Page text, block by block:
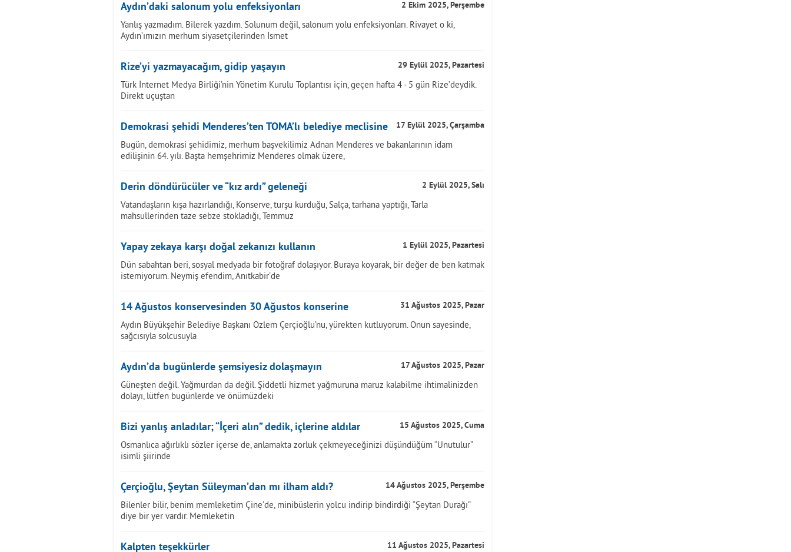
Aydın’daki salonum yolu enfeksiyonları 2 Ekim 2025, Perşembe
Yanlış yazmadım. Bilerek yazdım. Solunum değil, salonum yolu enfeksiyonları. Rivayet o ki,
Aydın’ımızın merhum siyasetçilerinden İsmet
Rize’yi yazmayacağım, gidip yaşayın 29 Eylül 2025, Pazartesi
Türk İnternet Medya Birliği’nin Yönetim Kurulu Toplantısı için, geçen hafta 4 - 5 gün Rize’deydik.
Direkt uçuştan
Demokrasi şehidi Menderes’ten TOMA’lı belediye meclisine 17 Eylül 2025, Çarşamba
Bugün, demokrasi şehidimiz, merhum başvekilimiz Adnan Menderes ve bakanlarının idam
edilişinin 64. yılı. Başta hemşehrimiz Menderes olmak üzere,
Derin döndürücüler ve “kız ardı” geleneği 2 Eylül 2025, Salı
Vatandaşların kışa hazırlandığı, Konserve, turşu kurduğu, Salça, tarhana yaptığı, Tarla
mahsullerinden taze sebze stokladığı, Temmuz
Yapay zekaya karşı doğal zekanızı kullanın 1 Eylül 2025, Pazartesi
Dün sabahtan beri, sosyal medyada bir fotoğraf dolaşıyor. Buraya koyarak, bir değer de ben katmak
istemiyorum. Neymiş efendim, Anıtkabir’de
14 Ağustos konservesinden 30 Ağustos konserine 31 Ağustos 2025, Pazar
Aydın Büyükşehir Belediye Başkanı Özlem Çerçioğlu’nu, yürekten kutluyorum. Onun sayesinde,
sağcısıyla solcusuyla
Aydın’da bugünlerde şemsiyesiz dolaşmayın 17 Ağustos 2025, Pazar
Güneşten değil. Yağmurdan da değil. Şiddetli hizmet yağmuruna maruz kalabilme ihtimalinizden
dolayı, lütfen bugünlerde ve önümüzdeki
Bizi yanlış anladılar; “İçeri alın” dedik, içlerine aldılar 15 Ağustos 2025, Cuma
Osmanlıca ağırlıklı sözler içerse de, anlamakta zorluk çekmeyeceğinizi düşündüğüm “Unutulur”
isimli şiirinde
Çerçioğlu, Şeytan Süleyman’dan mı ilham aldı? 14 Ağustos 2025, Perşembe
Bilenler bilir, benim memleketim Çine’de, minibüslerin yolcu indirip bindirdiği “Şeytan Durağı”
diye bir yer vardır. Memleketin
Kalpten teşekkürler 11 Ağustos 2025, Pazartesi